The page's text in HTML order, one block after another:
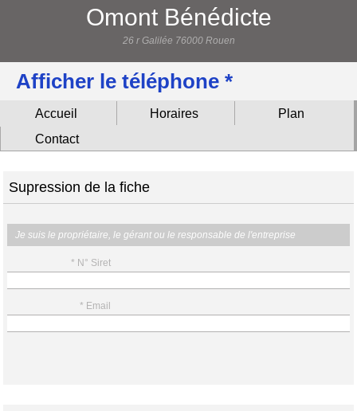
Omont Bénédicte
26 r Galilée 76000 Rouen
Afficher le téléphone *
Accueil Horaires
Plan
Contact
Supression de la fiche
Je suis le propriétaire, le gérant ou le responsable de l'entreprise
* N° Siret
* Email